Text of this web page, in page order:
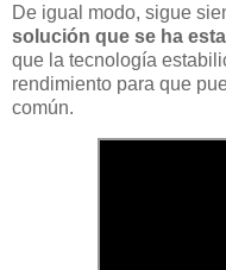
De igual modo, sigue
solución que se ha
que la tecnología
rendimiento para que
común.